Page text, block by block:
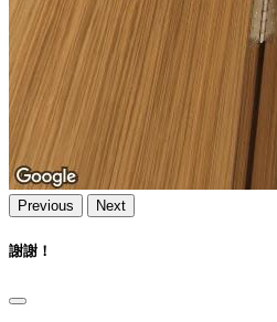
Previous Next
謝謝！